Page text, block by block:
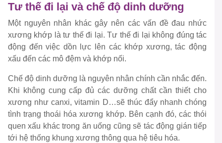
Tư thế đi lại và chế độ dinh dưỡng
Một nguyên nhân khác gây nên các vấn đề đau nhức
xương khớp là tư thế đi lại. Tư thế đi lại không đúng tác
động đến việc dồn lực lên các khớp xương, tác động
xấu đến các mô đệm và khớp nối.
Chế độ dinh dưỡng là nguyên nhân chính cần nhắc đến.
Khi không cung cấp đủ các dưỡng chất cần thiết cho
xương như canxi, vitamin D…sẽ thúc đẩy nhanh chóng
tình trạng thoái hóa xương khớp. Bên cạnh đó, các thói
quen xấu khác trong ăn uống cũng sẽ tác động gián tiếp
tới hệ thống khung xương thông qua hệ tiêu hóa.